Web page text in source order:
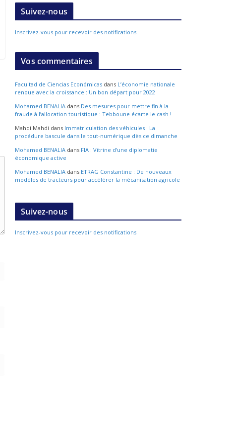
Suivez-nous
Inscrivez-vous pour recevoir des notifications
Vos commentaires
Facultad de Ciencias Económicas dans L’économie nationale
renoue avec la croissance : Un bon départ pour 2022
Mohamed BENALIA dans Des mesures pour mettre fin à la
fraude à l’allocation touristique : Tebboune écarte le cash !
Mahdi Mahdi dans Immatriculation des véhicules : La
procédure bascule dans le tout-numérique dès ce dimanche
Mohamed BENALIA dans FIA : Vitrine d’une diplomatie
économique active
Mohamed BENALIA dans ETRAG Constantine : De nouveaux
modèles de tracteurs pour accélérer la mécanisation agricole
Suivez-nous
Inscrivez-vous pour recevoir des notifications